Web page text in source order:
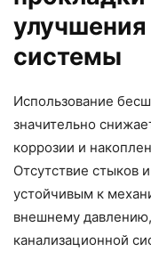
улучшения
системы
Использование
значительно
коррозии и
Отсутствие стыков
устойчивым к
внешнему
канализационной